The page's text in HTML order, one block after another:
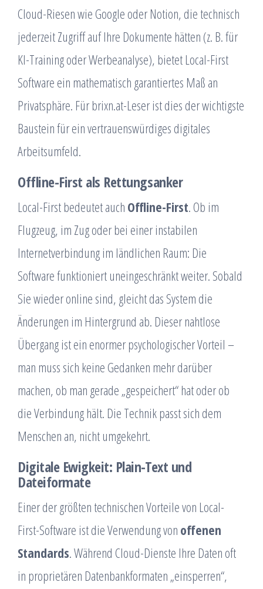
Cloud-Riesen wie Google oder Notion, die technisch
jederzeit Zugriff auf Ihre Dokumente hätten (z. B. für
KI-Training oder Werbeanalyse), bietet Local-First
Software ein mathematisch garantiertes Maß an
Privatsphäre. Für brixn.at-Leser ist dies der wichtigste
Baustein für ein vertrauenswürdiges digitales
Arbeitsumfeld.
Offline-First als Rettungsanker
Local-First bedeutet auch Offline-First. Ob im
Flugzeug, im Zug oder bei einer instabilen
Internetverbindung im ländlichen Raum: Die
Software funktioniert uneingeschränkt weiter. Sobald
Sie wieder online sind, gleicht das System die
Änderungen im Hintergrund ab. Dieser nahtlose
Übergang ist ein enormer psychologischer Vorteil –
man muss sich keine Gedanken mehr darüber
machen, ob man gerade „gespeichert“ hat oder ob
die Verbindung hält. Die Technik passt sich dem
Menschen an, nicht umgekehrt.
Digitale Ewigkeit: Plain-Text und
Dateiformate
Einer der größten technischen Vorteile von Local-
First-Software ist die Verwendung von offenen
Standards. Während Cloud-Dienste Ihre Daten oft
in proprietären Datenbankformaten „einsperren“,